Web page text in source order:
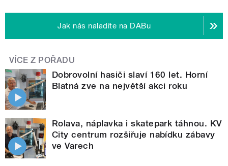
Jak nás naladíte na DABu
VÍCE Z POŘADU
Dobrovolní hasiči slaví 160 let. Horní
Blatná zve na největší akci roku
Rolava, náplavka i skatepark táhnou. KV
City centrum rozšiřuje nabídku zábavy
ve Varech